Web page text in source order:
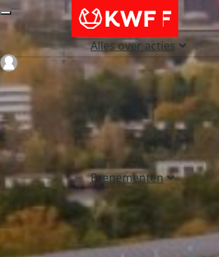
Alles over acties
Evenementen
Login